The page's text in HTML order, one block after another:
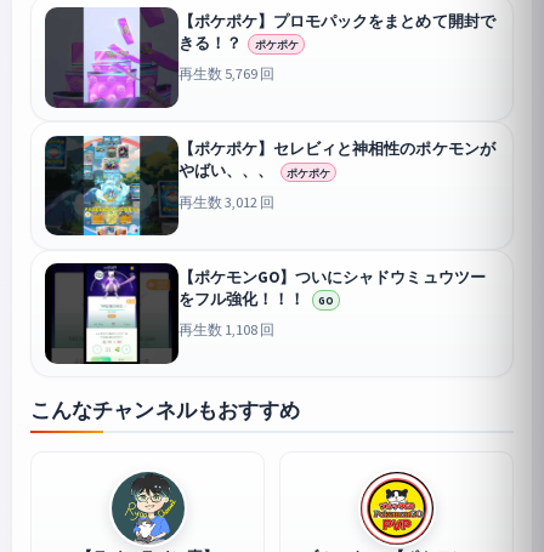
【ポケポケ】プロモパックをまとめて開封で
きる！？
ポケポケ
再生数 5,769 回
【ポケポケ】セレビィと神相性のポケモンが
やばい、、、
ポケポケ
再生数 3,012 回
【ポケモンGO】ついにシャドウミュウツー
をフル強化！！！
GO
再生数 1,108 回
こんなチャンネルもおすすめ